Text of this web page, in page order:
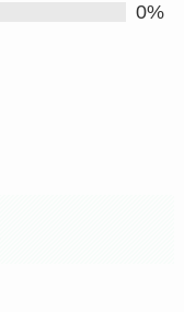
0%